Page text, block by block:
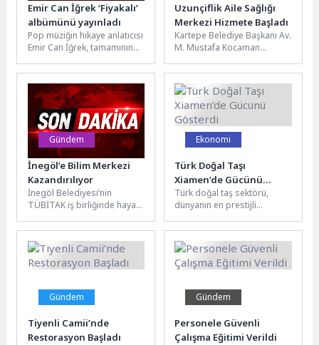
Emir Can İğrek ‘Fiyakalı’
albümünü yayınladı
Pop müziğin hikaye anlatıcısı
Emir Can İğrek, tamamının
14 şarkıdan...
Uzunçiflik Aile Sağlığı
Merkezi Hizmete Başladı
Kartepe Belediye Başkanı Av.
M. Mustafa Kocaman
hizmete başlayan Aile Sağlığı
Merkezi’ni ziyaret...
Gündem
İnegöl’e Bilim Merkezi
Kazandırılıyor
İnegöl Belediyesi’nin
TÜBİTAK iş birliğinde hayata
Beşinci Mevsim Kültür Sanat
Merkezi...
Ekonomi
Türk Doğal Taşı
Xiamen’de Gücünü
Gösterdi
Türk doğal taş sektörü,
dünyanın en prestijli
olan 26. Çin Xiamen
Uluslararası...
Gündem
Tiyenli Camii’nde
Restorasyon Başladı
Gündem
Personele Güvenli
Çalışma Eğitimi Verildi